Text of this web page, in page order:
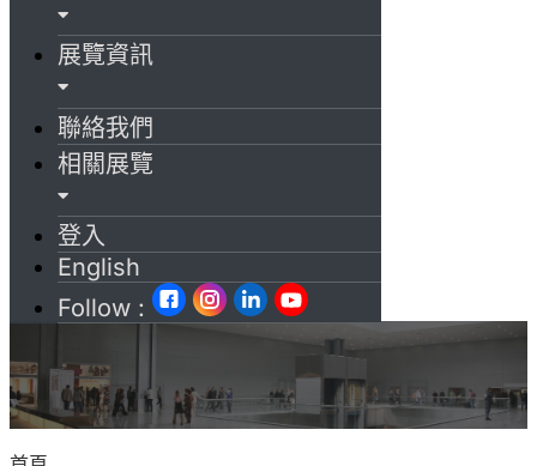
展覽資訊
聯絡我們
相關展覽
登入
English
Follow :